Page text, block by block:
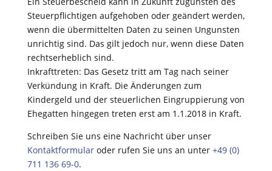
Steuerpﬂichtigen aufgehoben oder geändert werden,
wenn die übermittelten Daten zu seinen Ungunsten
unrichtig sind. Das gilt jedoch nur, wenn diese Daten
rechtserheblich sind.
Inkrafttreten: Das Gesetz tritt am Tag nach seiner
Verkündung in Kraft. Die Änderungen zum
Kindergeld und der steuerlichen Eingruppierung von
Ehegatten hingegen treten erst am 1.1.2018 in Kraft.
Schreiben Sie uns eine Nachricht über unser
Kontaktformularoder rufen Sie uns an unter +49 (0)
711 136 69-0.